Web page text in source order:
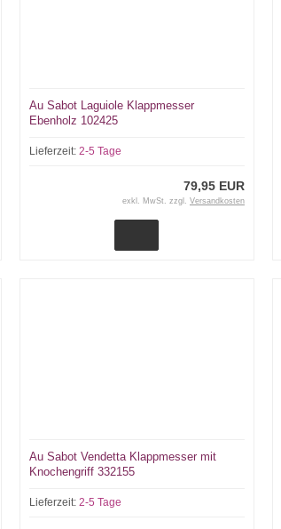
Au Sabot Laguiole Klappmesser
Ebenholz 102425
Lieferzeit: 2-5 Tage
79,95 EUR
exkl. MwSt. zzgl. Versandkosten
Au Sabot Vendetta Klappmesser mit
Knochengriff 332155
Lieferzeit: 2-5 Tage